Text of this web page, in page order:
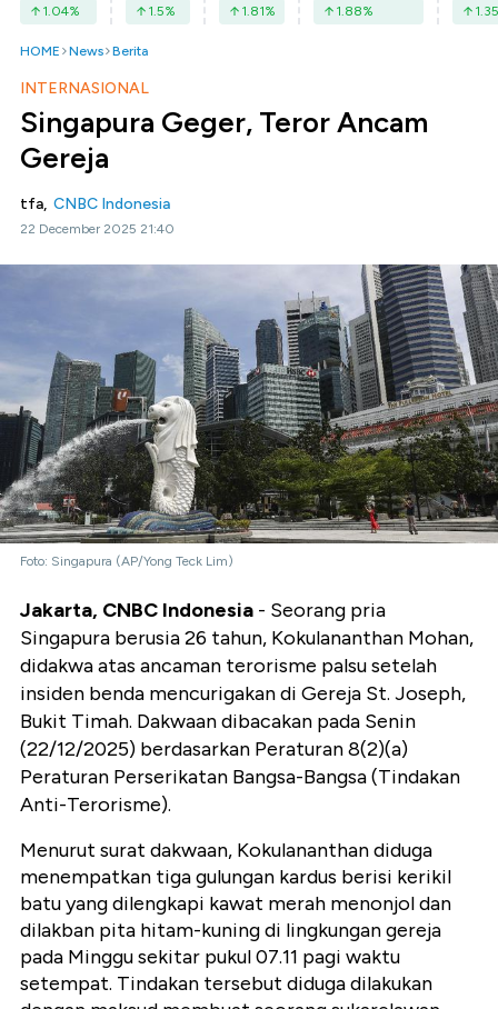
1.04% 1.5% 1.81% 1.88% 1.35
HOME News Berita
INTERNASIONAL
Singapura Geger, Teror Ancam
Gereja
tfa, CNBC Indonesia
22 December 2025 21:40
Foto: Singapura (AP/Yong Teck Lim)
Jakarta, CNBC Indonesia - Seorang pria
Singapura berusia 26 tahun, Kokulananthan Mohan,
didakwa atas ancaman terorisme palsu setelah
insiden benda mencurigakan di Gereja St. Joseph,
Bukit Timah. Dakwaan dibacakan pada Senin
(22/12/2025) berdasarkan Peraturan 8(2)(a)
Peraturan Perserikatan Bangsa-Bangsa (Tindakan
Anti-Terorisme).
Menurut surat dakwaan, Kokulananthan diduga
menempatkan tiga gulungan kardus berisi kerikil
batu yang dilengkapi kawat merah menonjol dan
dilakban pita hitam-kuning di lingkungan gereja
pada Minggu sekitar pukul 07.11 pagi waktu
setempat. Tindakan tersebut diduga dilakukan